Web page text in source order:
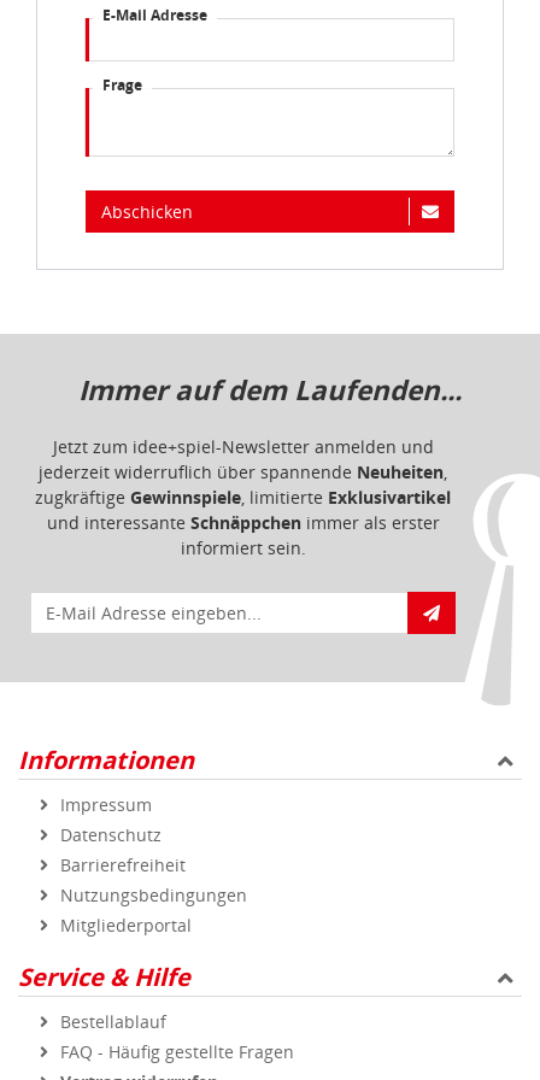
idee+spiel Betriebs-GmbH
E-Mail Adresse
Frage
Abschicken
Immer auf dem Laufenden...
Jetzt zum idee+spiel-Newsletter anmelden und
jederzeit widerruflich über spannende Neuheiten,
zugkräftige Gewinnspiele, limitierte Exklusivartikel
und interessante Schnäppchenimmer als erster
informiert sein.
E-Mail für Newsletteranmeldung
Informationen
Impressum
Datenschutz
Barrierefreiheit
Nutzungsbedingungen
Mitgliederportal
Service & Hilfe
Bestellablauf
FAQ - Häufig gestellte Fragen